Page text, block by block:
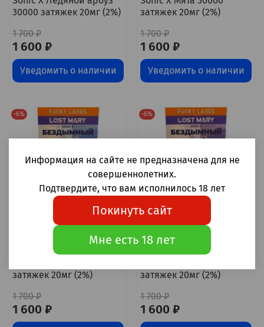
30000 затяжек 20мг (2%)
1 700 ₽
1 600 ₽
Уведомить о наличии
затяжек 20мг (2%)
1 700 ₽
1 600 ₽
Уведомить о наличии
-6%
Funky lands x Lost mary
Sonic X Черника-
затяжек 20мг (2%)
1 700 ₽
1 600 ₽
-6%
Funky lands x Lost mary
Sonic X Чёрная
затяжек 20мг (2%)
1 700 ₽
1 600 ₽
Информация на сайте не предназначена для не
совершеннолетних.
Подтвердите, что вам исполнилось 18 лет
Покинуть сайт
Мне есть 18 лет